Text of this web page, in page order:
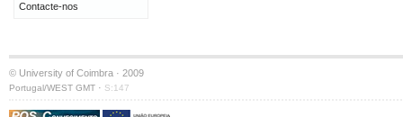
Contacte-nos
© University of Coimbra · 2009
Portugal/WEST GMT · S:147